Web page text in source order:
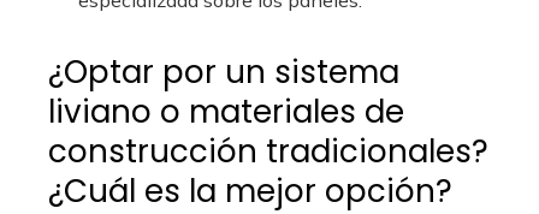
¿Optar por un sistema
liviano o materiales de
construcción tradicionales?
¿Cuál es la mejor opción?